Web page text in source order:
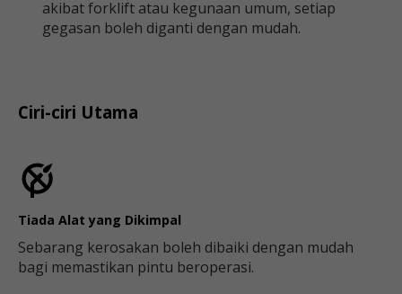
akibat forklift atau kegunaan umum, setiap
gegasan boleh diganti dengan mudah.
Ciri-ciri Utama
Tiada Alat yang Dikimpal
Sebarang kerosakan boleh dibaiki dengan mudah
bagi memastikan pintu beroperasi.